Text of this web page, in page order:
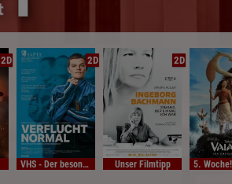
2D 2D
VHS - Der besondere Film
2D
Unser Filmtipp